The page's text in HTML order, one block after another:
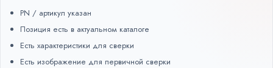
PN / артикул указан
Позиция есть в актуальном каталоге
Есть характеристики для сверки
Есть изображение для первичной сверки